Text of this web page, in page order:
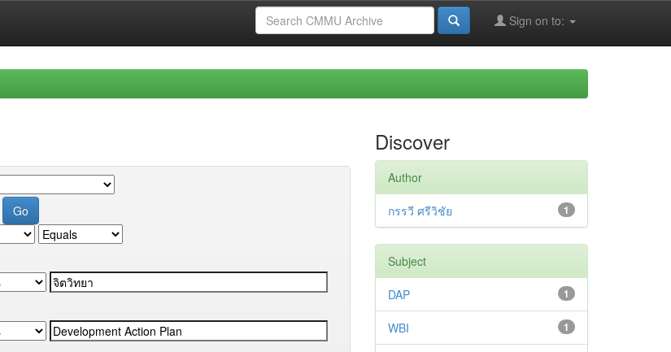
Sign on to:
Discover
Author
1
กรรวี ศรีวิชัย
Subject
1
DAP
1
WBI